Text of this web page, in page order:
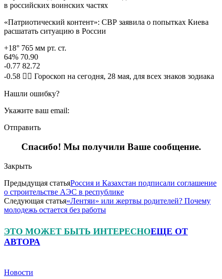
в российских воинских частях
«Патриотический контент»: СВР заявила о попытках Киева
расшатать ситуацию в России
+18° 765 мм рт. ст.
64% 70.90
-0.77 82.72
-0.58 🧙‍♀ Гороскоп на сегодня, 28 мая, для всех знаков зодиака
Нашли ошибку?
Укажите ваш email:
Отправить
Спасибо! Мы получили Ваше сообщение.
Закрыть
Предыдущая статьяРоссия и Казахстан подписали соглашение
о строительстве АЭС в республике
Следующая статья«Лентяи» или жертвы родителей? Почему
молодежь остается без работы
ЭТО МОЖЕТ БЫТЬ ИНТЕРЕСНОЕЩЕ ОТ
АВТОРА
Новости